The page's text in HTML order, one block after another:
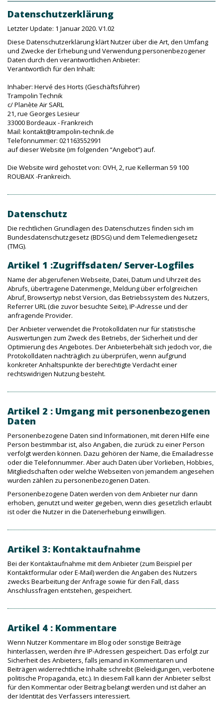
Datenschutzerklärung
Letzter Update: 1 Januar 2020. V1.02
Diese Datenschutzerklärung klärt Nutzer über die Art, den Umfang
und Zwecke der Erhebung und Verwendung personenbezogener
Daten durch den verantwortlichen Anbieter:
Verantwortlich für den Inhalt:
Inhaber: Hervé des Horts (Geschäftsführer)
Trampolin Technik
c/ Planète Air SARL
21, rue Georges Lesieur
33000 Bordeaux - Frankreich
Mail: kontakt@trampolin-technik.de
Telefonnummer: 021163552991
auf dieser Website (im folgenden “Angebot”) auf.
Die Website wird gehostet von: OVH, 2, rue Kellerman 59 100
ROUBAIX -Frankreich.
Datenschutz
Die rechtlichen Grundlagen des Datenschutzes finden sich im
Bundesdatenschutzgesetz (BDSG) und dem Telemediengesetz
(TMG).
Artikel 1 :Zugriffsdaten/ Server-Logfiles
Name der abgerufenen Webseite, Datei, Datum und Uhrzeit des
Abrufs, übertragene Datenmenge, Meldung über erfolgreichen
Abruf, Browsertyp nebst Version, das Betriebssystem des Nutzers,
Referrer URL (die zuvor besuchte Seite), IP-Adresse und der
anfragende Provider.
Der Anbieter verwendet die Protokolldaten nur für statistische
Auswertungen zum Zweck des Betriebs, der Sicherheit und der
Optimierung des Angebotes. Der Anbieterbehält sich jedoch vor, die
Protokolldaten nachträglich zu überprüfen, wenn aufgrund
konkreter Anhaltspunkte der berechtigte Verdacht einer
rechtswidrigen Nutzung besteht.
Artikel 2 : Umgang mit personenbezogenen
Daten
Personenbezogene Daten sind Informationen, mit deren Hilfe eine
Person bestimmbar ist, also Angaben, die zurück zu einer Person
verfolgt werden können. Dazu gehören der Name, die Emailadresse
oder die Telefonnummer. Aber auch Daten über Vorlieben, Hobbies,
Mitgliedschaften oder welche Webseiten von jemandem angesehen
wurden zählen zu personenbezogenen Daten.
Personenbezogene Daten werden von dem Anbieter nur dann
erhoben, genutzt und weiter gegeben, wenn dies gesetzlich erlaubt
ist oder die Nutzer in die Datenerhebung einwilligen.
Artikel 3: Kontaktaufnahme
Bei der Kontaktaufnahme mit dem Anbieter (zum Beispiel per
Kontaktformular oder E-Mail) werden die Angaben des Nutzers
zwecks Bearbeitung der Anfrage sowie für den Fall, dass
Anschlussfragen entstehen, gespeichert.
Artikel 4 : Kommentare
Wenn Nutzer Kommentare im Blog oder sonstige Beiträge
hinterlassen, werden ihre IP-Adressen gespeichert. Das erfolgt zur
Sicherheit des Anbieters, falls jemand in Kommentaren und
Beiträgen widerrechtliche Inhalte schreibt (Beleidigungen, verbotene
politische Propaganda, etc.). In diesem Fall kann der Anbieter selbst
für den Kommentar oder Beitrag belangt werden und ist daher an
der Identität des Verfassers interessiert.